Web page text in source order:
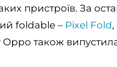
пристроїв. За
foldable – Pixel Fold
Oppo також